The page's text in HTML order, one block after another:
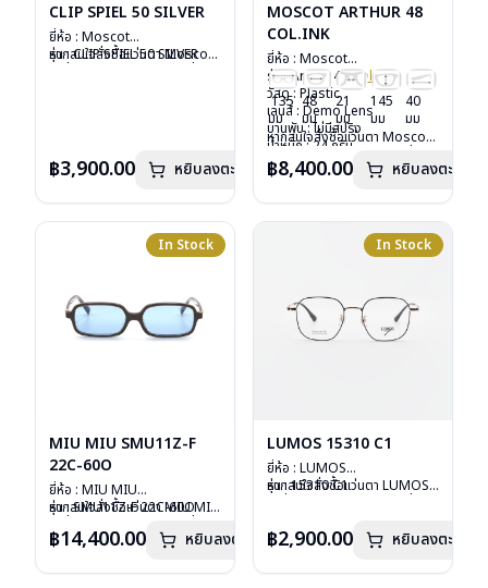
CLIP SPIEL 50 SILVER
ยี่ห้อ : Moscot
รุ่น : CLIP SPIEL 50 SILVER
การรับประกัน : 1 ปี
หากสนใจสั่งชื้อแว่นตา Moscot
฿3,900.00 หยิบลงตะกร้า
MOSCOT ARTHUR 48
COL.INK
ยี่ห้อ : Moscot
รุ่น : Arthur 48Col.ink
วัสดุ : Plastic
เลนส์ : Demo Lens
บานพับ : ไม่มีสปริง
น้ำหนัก : 24 กรัม
อุปกรณ์ : กล่องแว่น, กล่อง
กระดาษ, ผ้าเช็ดแว่น
การรับประกัน : 1 ปี
135
มม
48
มม
21
มม
145
มม
40
มม
หากสนใจสั่งชื้อแว่นตา Moscot
ลงไว้กรุณาติดต่อเราคลิก
฿8,400.00 หยิบลงตะกร้า
In Stock
MIU MIU SMU11Z-F
22C-60O
ยี่ห้อ : MIU MIU
รุ่น : SMU11Z-F 22C-60O
เลนส์ : กันแดดสีฟ้า
น้ำหนัก : 24 กรัม
หากสนใจสั่งชื้อแว่นตา MIU MIU
ลงไว้กรุณาติดต่อเรา
คลิก
฿14,400.00 หยิบลงตะกร้า
In Stock
LUMOS 15310 C1
ยี่ห้อ : LUMOS
รุ่น : 15310 C1
บานพับ : ไม่มีสปริง
อุปกรณ์ : กล่องแว่น , ผ้าเช็ดแว่น
หากสนใจสั่งชื้อแว่นตา LUMOS
฿2,900.00 หยิบลงตะกร้า